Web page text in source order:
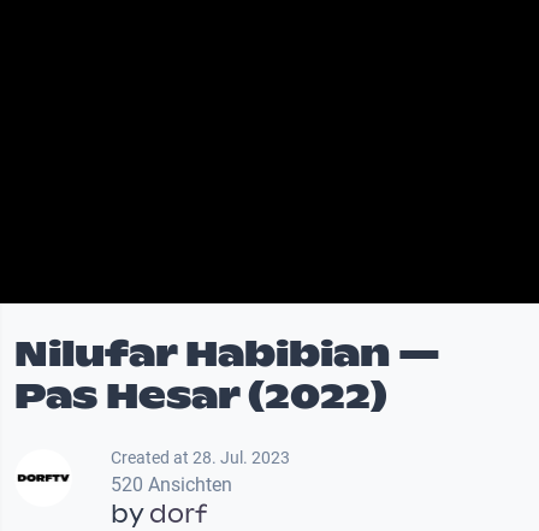
Nilufar Habibian —
Pas Hesar (2022)
Created at 28. Jul. 2023
520 Ansichten
bydorf